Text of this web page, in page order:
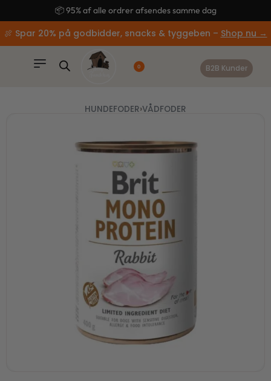
🚚 Gratis fragt ved køb over 499,-
🍖 Spar 20% på godbidder, snacks & tyggeben – Shop nu →
0 B2B Kunder
HUNDEFODER›VÅDFODER